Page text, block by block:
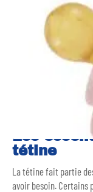
Les
tétine
La tétine fait partie
avoir besoin. Certains